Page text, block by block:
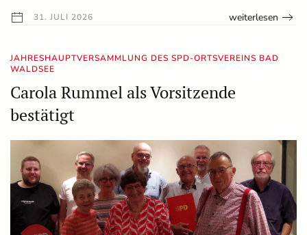
31. JULI 2026 weiterlesen
JAHRESHAUPTVERSAMMLUNG DES SPD-ORTSVEREINS BAD
WALDSEE
Carola Rummel als Vorsitzende
bestätigt